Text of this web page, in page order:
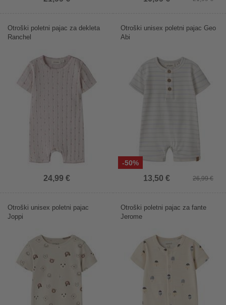
Otroški poletni pajac za dekleta
Ranchel
24,99 €
-50%
Otroški unisex poletni pajac Geo
Abi
26,99 €
13,50 €
Otroški unisex poletni pajac
Joppi
Otroški poletni pajac za fante
Jerome